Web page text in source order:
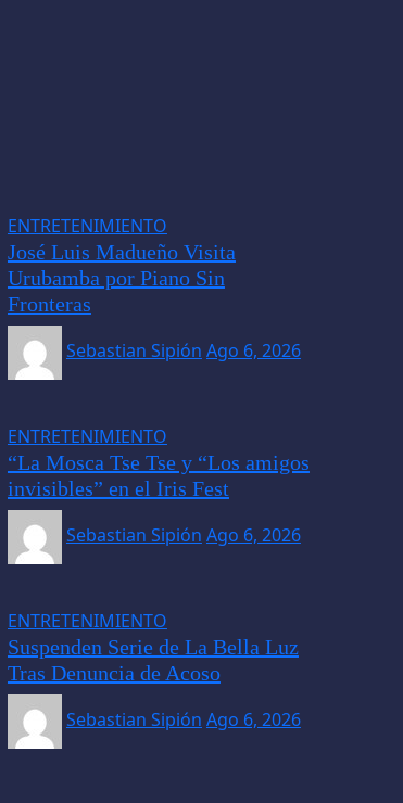
ENTRETENIMIENTO
José Luis Madueño Visita
Urubamba por Piano Sin
Fronteras
Sebastian Sipión Ago 6, 2026
ENTRETENIMIENTO
“La Mosca Tse Tse y “Los amigos
invisibles” en el Iris Fest
Sebastian Sipión Ago 6, 2026
ENTRETENIMIENTO
Suspenden Serie de La Bella Luz
Tras Denuncia de Acoso
Sebastian Sipión Ago 6, 2026